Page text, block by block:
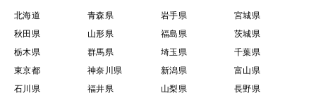
北海道 青森県 岩手県
宮城県
秋田県
山形県 福島県
茨城県
栃木県
群馬県 埼玉県
千葉県
東京都
神奈川県 新潟県
富山県
石川県
福井県 山梨県
長野県